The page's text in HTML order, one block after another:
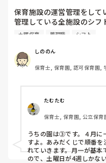
保育施設の運営管理をして
管理している全施設のシフ
曜保育だけは入れる方が少
て入職しているはずですが
出勤が出来ない方ばかりで
①土曜日の希望休は2日ま
②毎月、必ず土曜保育に入
クアップしてもらう
③仮シフトが出た時、土曜
人を交渉して見つけてもらう
上記のいずれかの対策を取
土曜保育 管理職 シフト
しののん
保育士, 保育園, 認可保育園,
たむたむ
保育士, 保育園, 公立保育
うちの園は③です。４月に
すよ。あみだくじで順番
れていきます。月一が基
ので、土曜日が4週しかな